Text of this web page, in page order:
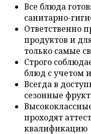
Все блюда
санитарно-
Ответственно
продуктов и
только самые
Строго
блюд с учетом
Всегда в
сезонные
проходят
квалификацию